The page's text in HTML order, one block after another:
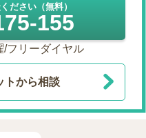
ださい（無料）
155
/フリーダイヤル
トから相談